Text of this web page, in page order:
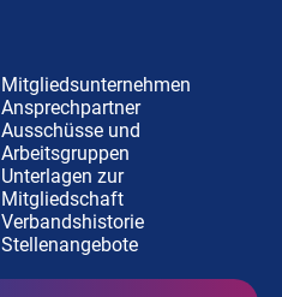
Mitgliedsunternehmen
Ansprechpartner
Ausschüsse und
Arbeitsgruppen
Unterlagen zur
Mitgliedschaft
Verbandshistorie
Stellenangebote